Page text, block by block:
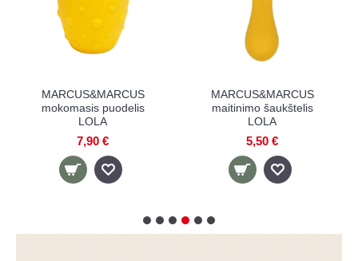
MARCUS&MARCUS
mokomasis puodelis
LOLA
7,90 €
MARCUS&MARCUS
maitinimo šaukštelis
LOLA
5,50 €